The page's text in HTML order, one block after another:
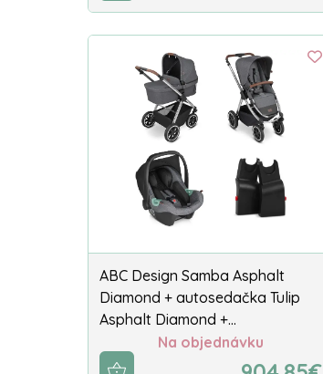
ABC Design Samba Asphalt
Diamond + autosedačka Tulip
Asphalt Diamond +…
Na objednávku